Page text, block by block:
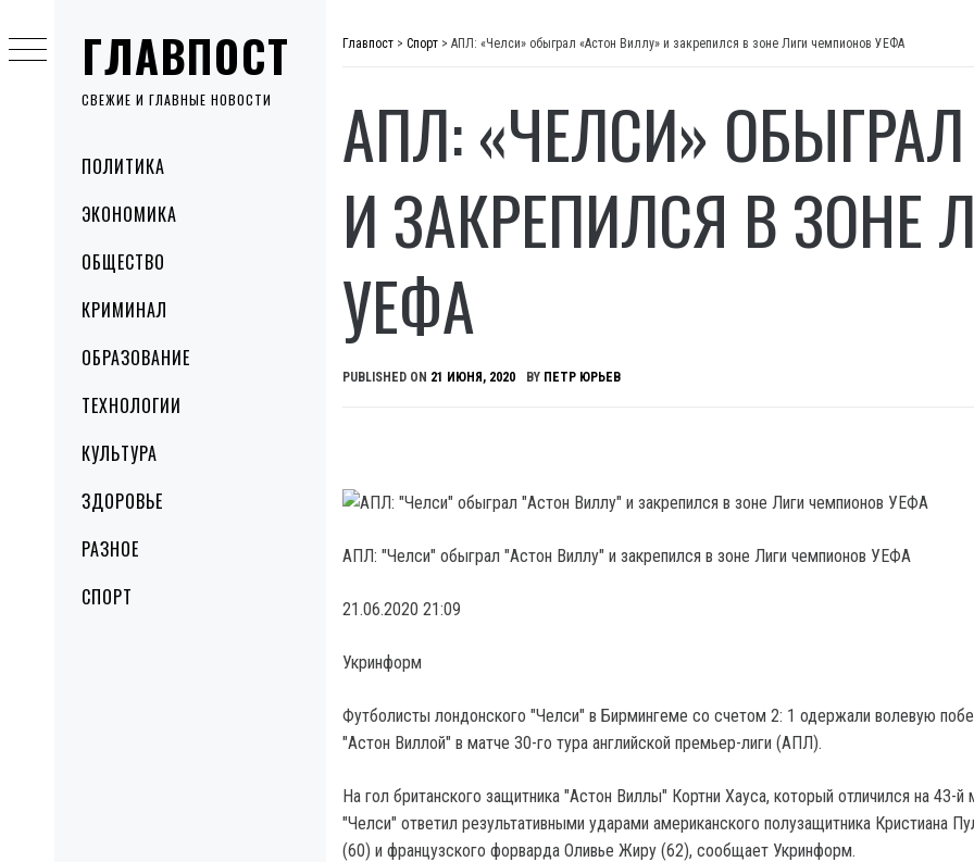
ГЛАВПОСТ
СВЕЖИЕ И ГЛАВНЫЕ НОВОСТИ
MenuПОЛИТИКА
ЭКОНОМИКА
ОБЩЕСТВО
КРИМИНАЛ
ОБРАЗОВАНИЕ
ТЕХНОЛОГИИ
КУЛЬТУРА
ЗДОРОВЬЕ
РАЗНОЕ
СПОРТ
to
content
Главпост > Спорт > АПЛ: «Челси» обыграл «Астон Виллу» и закрепился в зоне Лиги чемпионов УЕФА
АПЛ: «ЧЕЛСИ»
И ЗАКРЕПИЛСЯ В ЗОНЕ
УЕФА
PUBLISHED ON 21 ИЮНЯ, 2020 BY ПЕТР ЮРЬЕВ
АПЛ: "Челси" обыграл "Астон Виллу" и закрепился в зоне Лиги чемпионов УЕФА
21.06.2020 21:09
Укринформ
Футболисты лондонского "Челси" в Бирмингеме со счетом 2: 1 одержали волевую
"Астон Виллой" в матче 30-го тура английской премьер-лиги (АПЛ).
На гол британского защитника "Астон Виллы" Кортни Хауса, который отличился на 43-й
"Челси" ответил результативными ударами американского полузащитника Кристиана
(60) и французского форварда Оливье Жиру (62), сообщает Укринформ.